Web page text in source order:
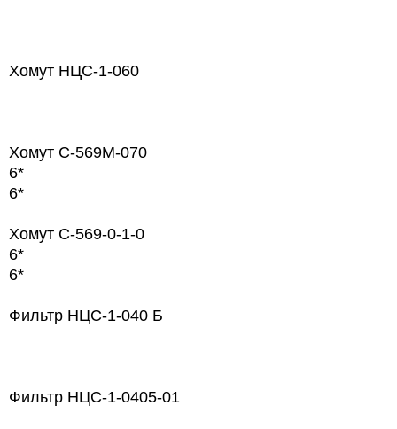
Хомут НЦС-1-060
Хомут С-569М-070
6*
6*
Хомут С-569-0-1-0
6*
6*
Фильтр НЦС-1-040 Б
Фильтр НЦС-1-0405-01